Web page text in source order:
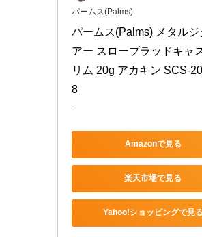
パームス(Palms)
パームス(Palms) メタルジ
アー スローブラッドキャ
リム 20g アカキン SCS-
8
-
Amazonで見る
楽天市場で見る
Yahoo!ショッピングで見る